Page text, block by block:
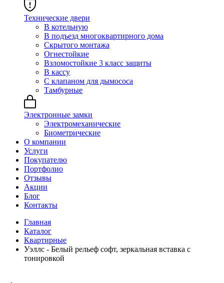
Технические двери
В котельную
В подъезд многоквартирного дома
Скрытого монтажа
Огнестойкие
Взломостойкие 3 класс защиты
В кассу
С клапаном для дымососа
Тамбурные
Электронные замки
Электромеханические
Биометрические
О компании
Услуги
Покупателю
Портфолио
Отзывы
Акции
Блог
Контакты
Главная
Каталог
Квартирные
Уэллс - Белый рельеф софт, зеркальная вставка с
тонировкой